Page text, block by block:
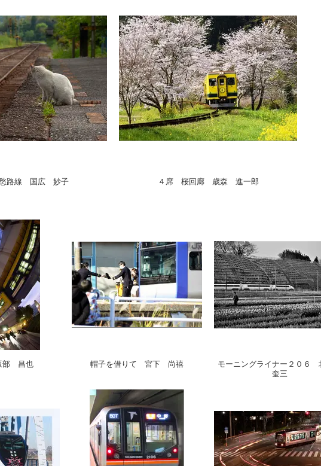
路線 国広 妙子 ４席 桜回廊 歳森 進一郎
部 昌也 帽子を借りて 宮下 尚禧
モーニングライナー２０６
奎三